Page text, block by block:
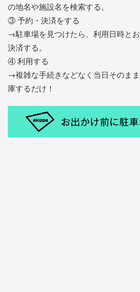
の地名や施設名を検索する。
③ 予約・決済をする
→駐車場を見つけたら、利用日時と
決済する。
④ 利用する
→複雑な手続きなどなく当日そのま
庫するだけ！